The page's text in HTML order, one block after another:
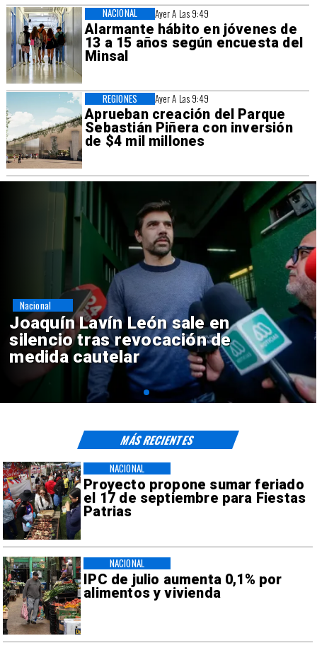
Ayer A Las 9:49
Alarmante hábito en jóvenes de
13 a 15 años según encuesta del
Minsal
NACIONAL
Ayer A Las 9:49
Aprueban creación del Parque
Sebastián Piñera con inversión
de $4 mil millones
REGIONES
Chile y Venezuela formalizan
reinicio de relaciones
consulares
Nacional
Proyecto propone sumar feriado
el 17 de septiembre para Fiestas
Patrias
NACIONAL
IPC de julio aumenta 0,1% por
alimentos y vivienda
NACIONAL
MÁS RECIENTES